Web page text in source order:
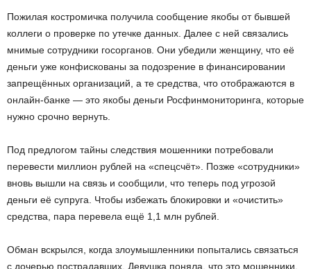
Пожилая костромичка получила сообщение якобы от бывшей
коллеги о проверке по утечке данных. Далее с ней связались
мнимые сотрудники госорганов. Они убедили женщину, что её
деньги уже конфискованы за подозрение в финансировании
запрещённых организаций, а те средства, что отображаются в
онлайн-банке — это якобы деньги Росфинмониторинга, которые
нужно срочно вернуть.
Под предлогом тайны следствия мошенники потребовали
перевести миллион рублей на «спецсчёт». Позже «сотрудники»
вновь вышли на связь и сообщили, что теперь под угрозой
деньги её супруга. Чтобы избежать блокировки и «очистить»
средства, пара перевела ещё 1,1 млн рублей.
Обман вскрылся, когда злоумышленники попытались связаться
с дочерью пострадавших. Девушка поняла, что это мошенники,